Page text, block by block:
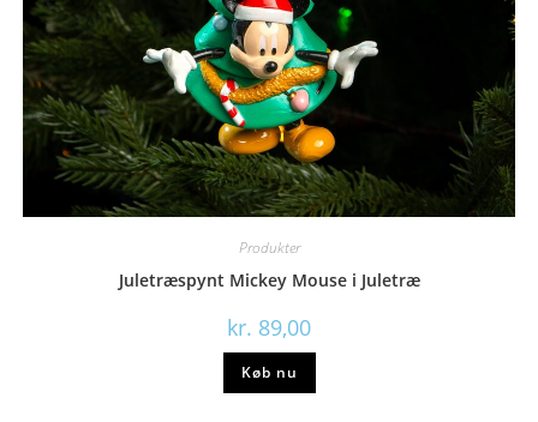
Produkter
Juletræspynt Mickey Mouse i Juletræ
kr. 89,00
Køb nu